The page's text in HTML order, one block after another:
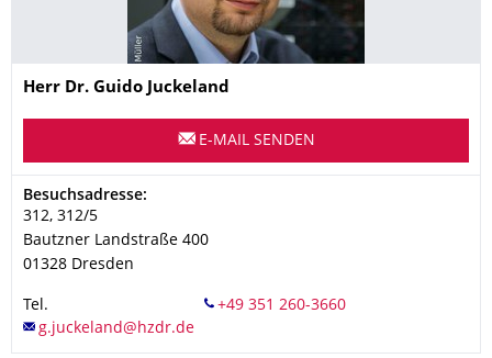
Name
Herr Dr. Guido Juckeland
E-MAIL SENDEN
Adresse
Besuchsadresse:
312, 312/5
Bautzner Landstraße 400
01328 Dresden
Tel.